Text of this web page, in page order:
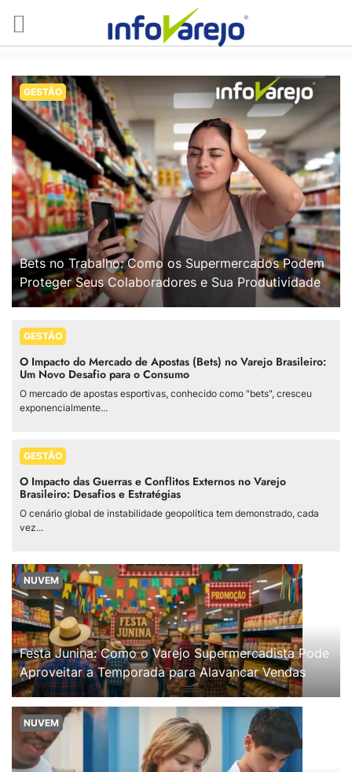
GESTÃO
Bets no Trabalho: Como os Supermercados Podem
Proteger Seus Colaboradores e Sua Produtividade
GESTÃO
O Impacto do Mercado de Apostas (Bets) no Varejo Brasileiro:
Um Novo Desafio para o Consumo
O mercado de apostas esportivas, conhecido como "bets", cresceu
exponencialmente...
GESTÃO
O Impacto das Guerras e Conflitos Externos no Varejo
Brasileiro: Desafios e Estratégias
O cenário global de instabilidade geopolítica tem demonstrado, cada
vez...
NUVEM
Festa Junina: Como o Varejo Supermercadista Pode
Aproveitar a Temporada para Alavancar Vendas
NUVEM